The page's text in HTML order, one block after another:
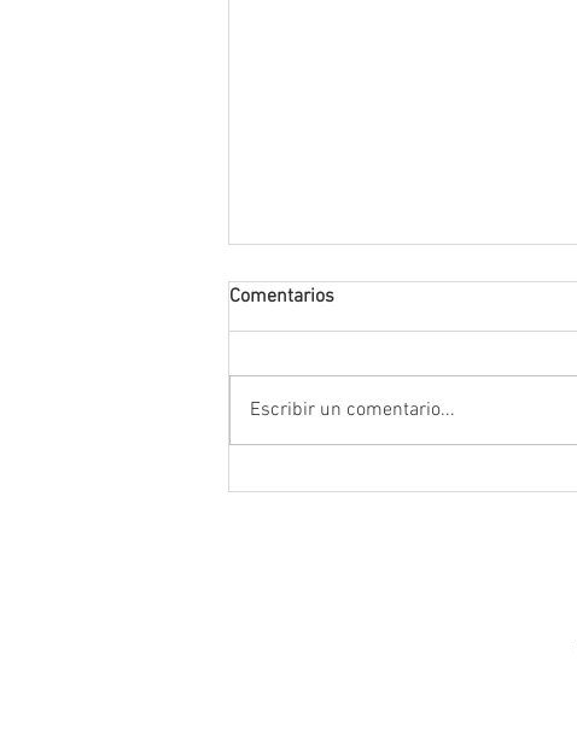
Comentarios
Escribir un comentario...